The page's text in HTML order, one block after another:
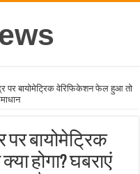
पर बायोमेट्रिक वेरिफिकेशन फेल हुआ तो
पर बायोमेट्रिक
होगा? घबराएं